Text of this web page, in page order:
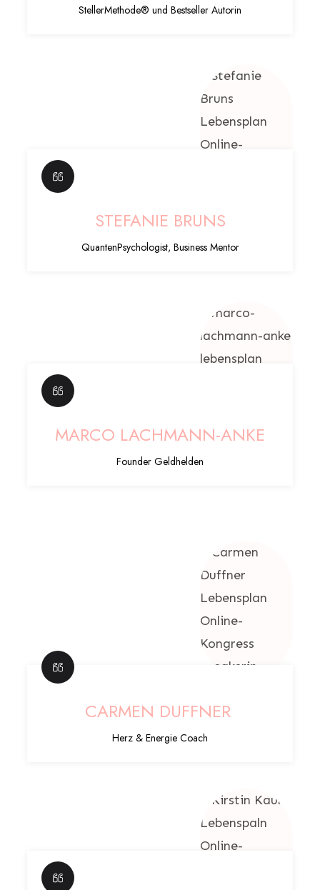
StellerMethode® und Bestseller Autorin
STEFANIE BRUNS
QuantenPsychologist, Business Mentor
MARCO LACHMANN-ANKE
Founder Geldhelden
CARMEN DUFFNER
Herz & Energie Coach